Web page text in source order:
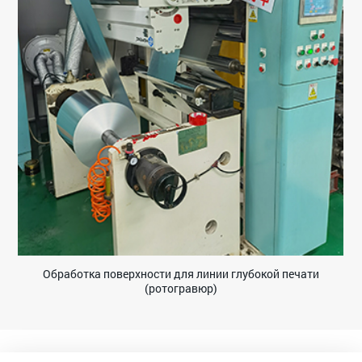
Обработка поверхности для линии глубокой печати
(ротогравюр)